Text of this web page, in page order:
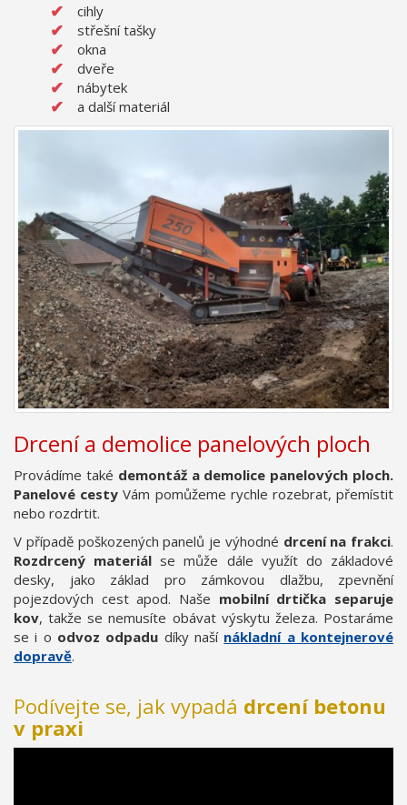
cihly
střešní tašky
okna
dveře
nábytek
a další materiál
Drcení a demolice panelových ploch
Provádíme také demontáž a demolice panelových ploch.
Panelové cesty Vám pomůžeme rychle rozebrat, přemístit
nebo rozdrtit.
V případě poškozených panelů je výhodné drcení na frakci.
Rozdrcený materiál se může dále využít do základové
desky, jako základ pro zámkovou dlažbu, zpevnění
pojezdových cest apod. Naše mobilní drtička separuje
kov, takže se nemusíte obávat výskytu železa. Postaráme
se i o odvoz odpadu díky naší nákladní a kontejnerové
dopravě.
Podívejte se, jak vypadá drcení betonu
v praxi